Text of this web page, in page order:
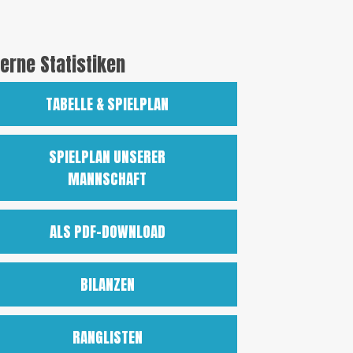
Statistiken
TABELLE & SPIELPLAN
SPIELPLAN UNSERER
MANNSCHAFT
ALS PDF-DOWNLOAD
BILANZEN
RANGLISTEN